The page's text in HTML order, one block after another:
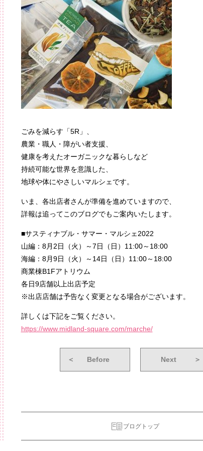
ごみを減らす「5R」、
農業・職人・障がい者支援、
健康を考えたオーガニックな暮らしなど
持続可能な世界を意識した、
地球や体にやさしいマルシェです。
いま、各出店者さんが準備を進めていますので、
詳報は追ってこのブログでもご案内いたします。
■サスティナブル・サマー・マルシェ2022
山編：8月2日（火）～7日（日）11:00～18:00
海編：8月9日（火）～14日（日）11:00～18:00
商業棟B1Fアトリウム
各日9店舗以上出店予定
※出店店舗は予告なく変更となる場合がございます。
詳しくは下記をご覧ください。
https://www.midland-square.com/marche/
＜ Before Next ＞
ブログトップ